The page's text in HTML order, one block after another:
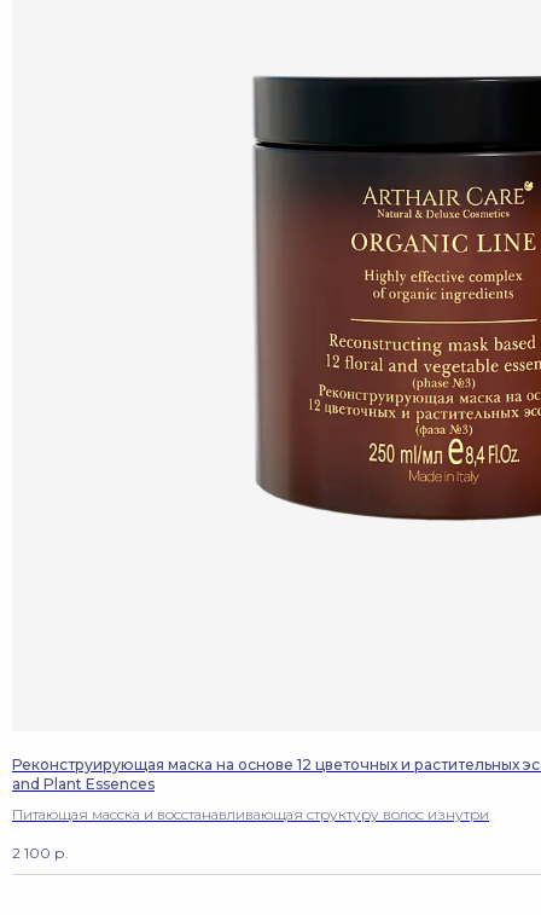
Реконструирующая маска на основе 12 цветочных и растительных
and Plant Essences
Питающая масска и восстанавливающая структуру волос изнутри
2 100 р.